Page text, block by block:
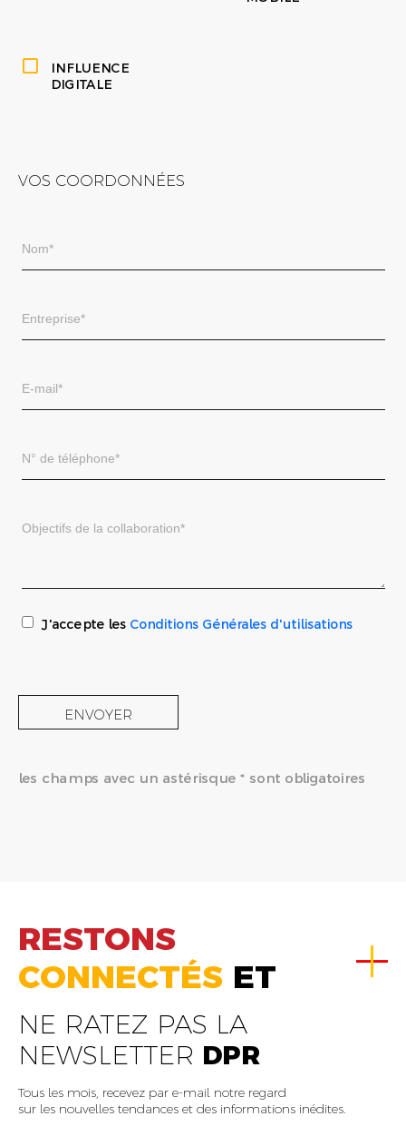
INFLUENCE
DIGITALE
VOS COORDONNÉES
J'accepte les Conditions Générales d'utilisations
ENVOYER
les champs avec un astérisque * sont obligatoires
RESTONS
CONNECTÉS ET
NE RATEZ PAS LA
NEWSLETTER DPR
Tous les mois, recevez par e-mail notre regard
sur les nouvelles tendances et des informations inédites.